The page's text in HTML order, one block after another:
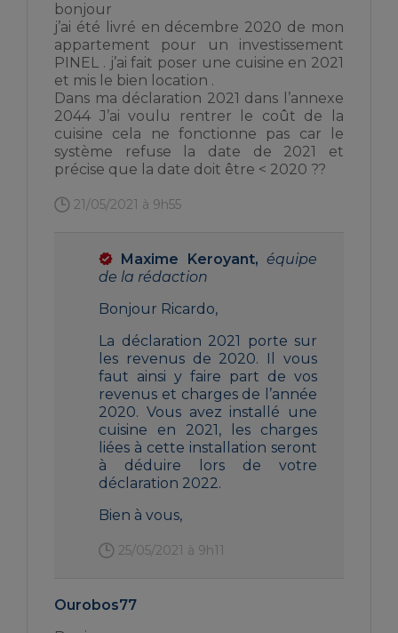
bonjour
j’ai été livré en décembre 2020 de mon
appartement pour un investissement
PINEL . j’ai fait poser une cuisine en 2021
et mis le bien location .
Dans ma déclaration 2021 dans l’annexe
2044 J’ai voulu rentrer le coût de la
cuisine cela ne fonctionne pas car le
système refuse la date de 2021 et
précise que la date doit être < 2020 ??
21/05/2021 à 9h55
Maxime Keroyant, équipe
de la rédaction
Bonjour Ricardo,
La déclaration 2021 porte sur
les revenus de 2020. Il vous
faut ainsi y faire part de vos
revenus et charges de l’année
2020. Vous avez installé une
cuisine en 2021, les charges
liées à cette installation seront
à déduire lors de votre
déclaration 2022.
Bien à vous,
25/05/2021 à 9h11
Ourobos77